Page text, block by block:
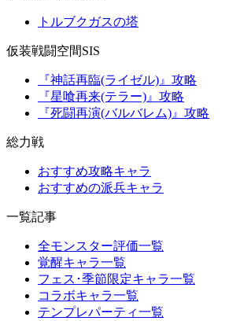
トルブクガスの塔
仮装戦闘空間SIS
『神話再臨(ライゼル)』攻略
『星喰再来(テラー)』攻略
『死闘再演(バルバレム)』攻略
総力戦
おすすめ攻略キャラ
おすすめの派兵キャラ
一覧記事
全モンスター評価一覧
覚醒キャラ一覧
フェス･季節限定キャラ一覧
コラボキャラ一覧
テンプレパーティ一覧